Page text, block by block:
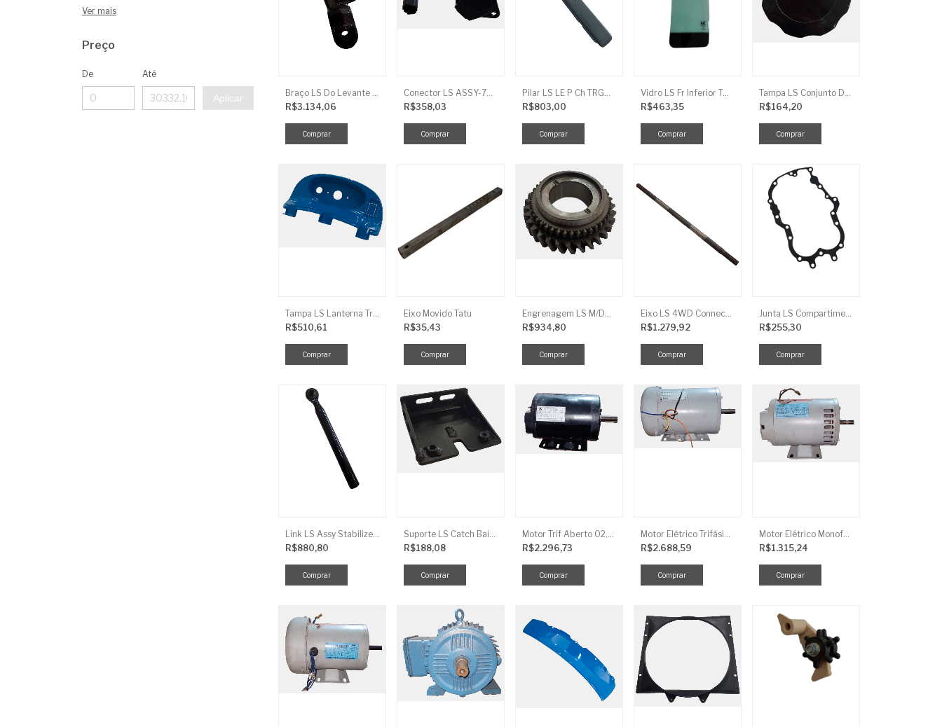
Ver mais
Preço
De Até
Aplicar
Braço LS Do Levante Direito P/Cilindro
R$3.134,06
Conector LS ASSY-7P(ASAE) TRG730FCI
R$358,03
Pilar LS LE P Ch TRG864FCI
R$803,00
Vidro LS Fr Inferior TGR863
R$463,35
Tampa LS Conjunto De Combustivel G040FCI
R$164,20
Tampa LS Lanterna Traseira Direita
R$510,61
Eixo Movido Tatu
R$35,43
Engrenagem LS M/DRV 3ª TRG 281
R$934,80
Eixo LS 4WD Connect TRG2888
R$1.279,92
Junta LS Compartimento Traseiro EGQ155
R$255,30
Link LS Assy Stabilize FG896
R$880,80
Suporte LS Catch Baixa
R$188,08
Motor Trif Aberto 02,00CV 4P
R$2.296,73
Motor Elétrico Trifásico Semi-Blindado 2CV 4 Polos IP44
R$2.688,59
Motor Elétrico Monofásico Aberto 0,5CV 4 Polos
R$1.315,24